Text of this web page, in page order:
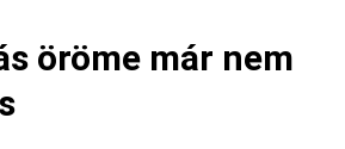
öröme már nem